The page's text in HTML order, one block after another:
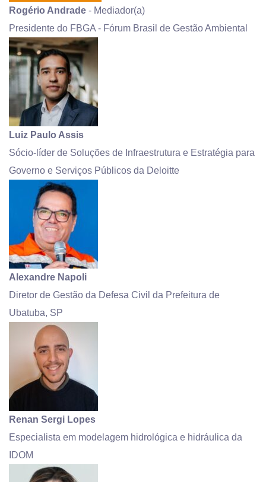
Rogério Andrade - Mediador(a)
Presidente do FBGA - Fórum Brasil de Gestão Ambiental
Luiz Paulo Assis
Sócio-líder de Soluções de Infraestrutura e Estratégia para
Governo e Serviços Públicos da Deloitte
Alexandre Napoli
Diretor de Gestão da Defesa Civil da Prefeitura de
Ubatuba, SP
Renan Sergi Lopes
Especialista em modelagem hidrológica e hidráulica da
IDOM